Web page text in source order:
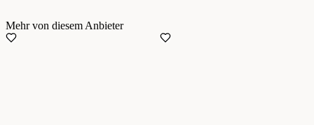
Mehr von diesem Anbieter